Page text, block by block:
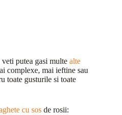
putea gasi multe alte
complexe, mai ieftine sau
toate gusturile si toate
cu sos de rosii: